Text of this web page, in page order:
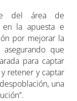
del área de
en la apuesta e
por mejorar la
que
para captar
retener y captar
una